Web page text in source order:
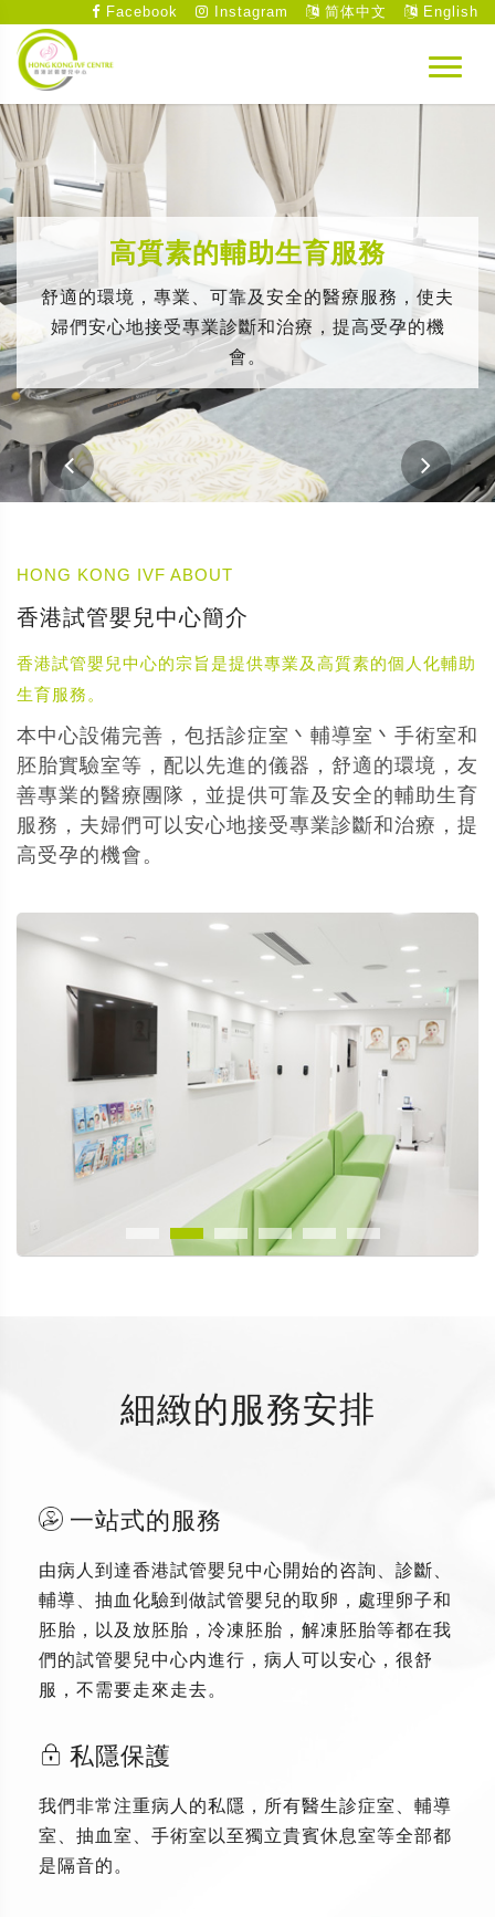
Facebook Instagram 简体中文 English
高質素的輔助生育服務
舒適的環境，專業、可靠及安全的醫療服務，使夫
婦們安心地接受專業診斷和治療，提高受孕的機
會。
HONG KONG IVF ABOUT
香港試管嬰兒中心簡介
香港試管嬰兒中心的宗旨是提供專業及高質素的個人化輔助
生育服務。
本中心設備完善，包括診症室丶輔導室丶手術室和
胚胎實驗室等，配以先進的儀器，舒適的環境，友
善專業的醫療團隊，並提供可靠及安全的輔助生育
服務，夫婦們可以安心地接受專業診斷和治療，提
高受孕的機會。
細緻的服務安排
一站式的服務
由病人到達香港試管嬰兒中心開始的咨詢、診斷、
輔導、抽血化驗到做試管嬰兒的取卵，處理卵子和
胚胎，以及放胚胎，冷凍胚胎，解凍胚胎等都在我
們的試管嬰兒中心内進行，病人可以安心，很舒
服，不需要走來走去。
私隱保護
我們非常注重病人的私隱，所有醫生診症室、輔導
室、抽血室、手術室以至獨立貴賓休息室等全部都
是隔音的。